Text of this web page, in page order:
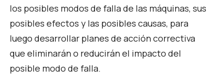
los posibles modos de falla de las máquinas, sus
posibles efectos y las posibles causas, para
luego desarrollar planes de acción correctiva
que eliminarán o reducirán el impacto del
posible modo de falla.